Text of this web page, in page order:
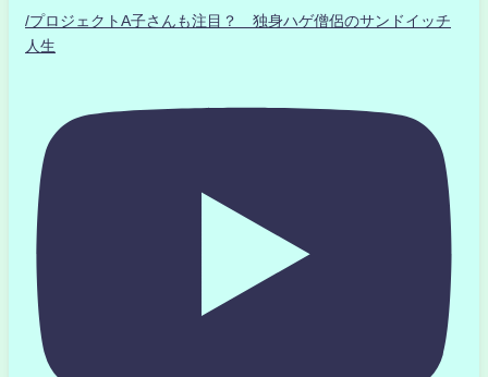
/プロジェクトA子さんも注目？ 独身ハゲ僧侶のサンドイッチ
人生